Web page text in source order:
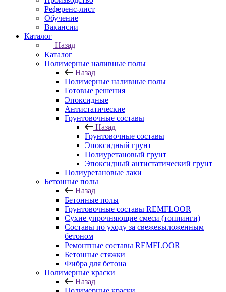
Референс-лист
Обучение
Вакансии
Каталог
Назад
Каталог
Полимерные наливные полы
Назад
Полимерные наливные полы
Готовые решения
Эпоксидные
Антистатические
Грунтовочные составы
Назад
Грунтовочные составы
Эпоксидный грунт
Полиуретановый грунт
Эпоксидный антистатический грунт
Полиуретановые лаки
Бетонные полы
Назад
Бетонные полы
Грунтовочные составы REMFLOOR
Сухие упрочняющие смеси (топпинги)
Составы по уходу за свежевыложенным
бетоном
Ремонтные составы REMFLOOR
Бетонные стяжки
Фибра для бетона
Полимерные краски
Назад